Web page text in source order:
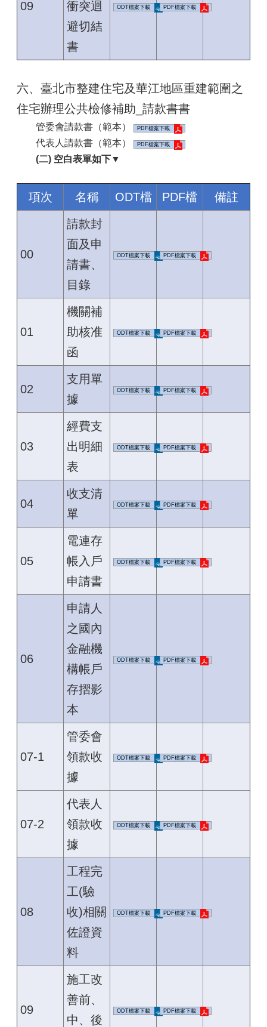
09
衝突迴
避切結
書
ODT檔案下載 PDF檔案下載
六、臺北市整建住宅及華江地區重建範圍之
住宅辦理公共檢修補助_請款書書
管委會請款書（範本） PDF檔案下載
代表人請款書（範本） PDF檔案下載
(二) 空白表單如下▼
項次 名稱 ODT檔 PDF檔 備註
00
請款封
面及申
請書、
目錄
ODT檔案下載 PDF檔案下載
01
機關補
助核准
函
ODT檔案下載 PDF檔案下載
02
支用單
據
ODT檔案下載 PDF檔案下載
03
經費支
出明細
表
ODT檔案下載 PDF檔案下載
04
收支清
單
ODT檔案下載 PDF檔案下載
05
電連存
帳入戶
申請書
ODT檔案下載 PDF檔案下載
06
申請人
之國內
金融機
構帳戶
存摺影
本
ODT檔案下載 PDF檔案下載
07-1
管委會
領款收
據
ODT檔案下載 PDF檔案下載
07-2
代表人
領款收
據
ODT檔案下載 PDF檔案下載
08
工程完
工(驗
收)相關
佐證資
料
ODT檔案下載 PDF檔案下載
09
施工改
善前、
中、後
ODT檔案下載 PDF檔案下載